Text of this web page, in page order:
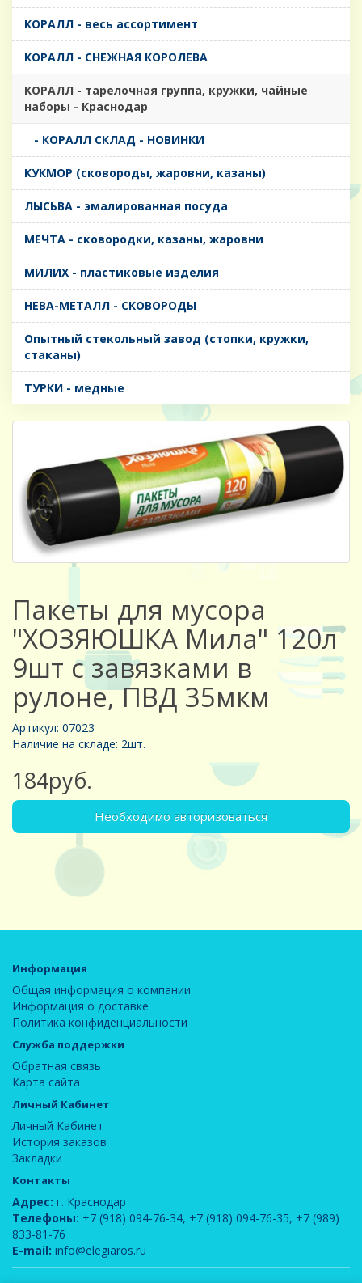
КОРАЛЛ - весь ассортимент
КОРАЛЛ - СНЕЖНАЯ КОРОЛЕВА
КОРАЛЛ - тарелочная группа, кружки, чайные
наборы - Краснодар
- КОРАЛЛ СКЛАД - НОВИНКИ
КУКМОР (сковороды, жаровни, казаны)
ЛЫСЬВА - эмалированная посуда
МЕЧТА - сковородки, казаны, жаровни
МИЛИХ - пластиковые изделия
НЕВА-МЕТАЛЛ - СКОВОРОДЫ
Опытный стекольный завод (стопки, кружки,
стаканы)
ТУРКИ - медные
Пакеты для мусора
"ХОЗЯЮШКА Мила" 120л
9шт с завязками в
рулоне, ПВД 35мкм
Артикул: 07023
Наличие на складе: 2шт.
184руб.
Необходимо авторизоваться
Информация
Общая информация о компании
Информация о доставке
Политика конфиденциальности
Служба поддержки
Обратная связь
Карта сайта
Личный Кабинет
Личный Кабинет
История заказов
Закладки
Контакты
Адрес: г. Краснодар
Телефоны: +7 (918) 094-76-34, +7 (918) 094-76-35, +7 (989)
833-81-76
E-mail: info@elegiaros.ru